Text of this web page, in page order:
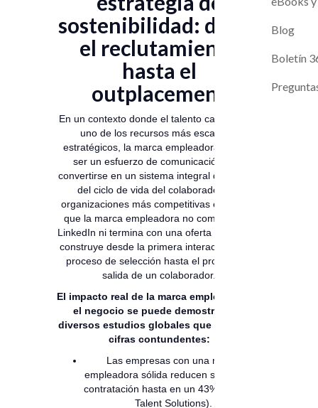
Blog
Boletín
Contacto
Próximos
sostenibilidad: desde
el reclutamiento
hasta el
outplacement
En un contexto donde el talento calificado es
uno de los recursos más escasos y
estratégicos, la marca empleadora dejó de
ser un esfuerzo de comunicación para
convertirse en un sistema integral de gestión
del ciclo de vida del colaborador; las
organizaciones más competitivas entienden
que la marca empleadora no comienza en
LinkedIn ni termina con una oferta laboral: se
construye desde la primera interacción en el
proceso de selección hasta el proceso de
salida de un colaborador.
El impacto real de la marca empleadora en
el negocio se puede demostrar con
diversos estudios globales que muestran
cifras contundentes:
Las empresas con una marca
empleadora sólida reducen su costo de
contratación hasta en un 43% (LinkedIn
Talent Solutions).